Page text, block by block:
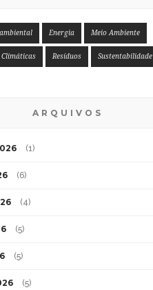
Energia Meio Ambiente
Climáticas Resíduos Sustentabilidade
ARQUIVOS
(1)
(6)
(4)
(5)
(5)
(5)